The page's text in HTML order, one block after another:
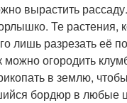
вырастить
Те растения,
лишь разрезать её
огородить
в землю,
бордюр в любые